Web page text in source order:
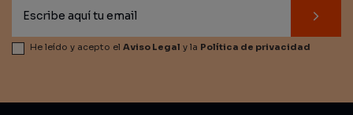
He leído y acepto el Aviso Legal y la Política de privacidad